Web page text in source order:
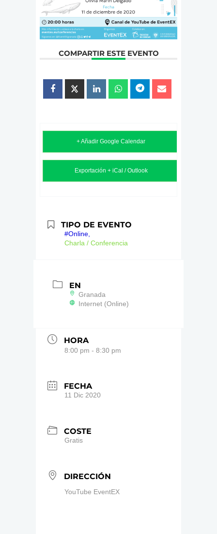
COMPARTIR ESTE EVENTO
+ Añadir Google Calendar
Exportación + iCal / Outlook
TIPO DE EVENTO
#Online,
Charla / Conferencia
EN
Granada
Internet (Online)
HORA
8:00 pm - 8:30 pm
FECHA
11 Dic 2020
COSTE
Gratis
DIRECCIÓN
YouTube EventEX